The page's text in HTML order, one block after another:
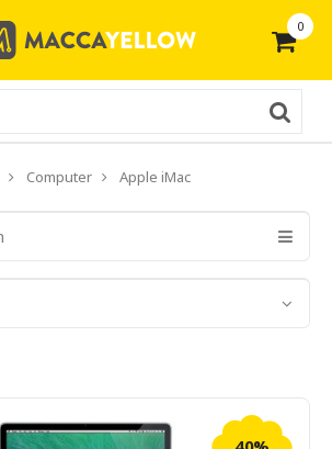
0
Computer Apple iMac